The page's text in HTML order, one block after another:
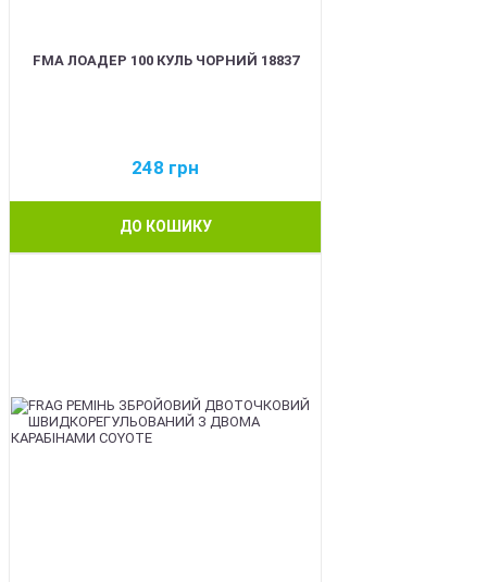
FMA ЛОАДЕР 100 КУЛЬ ЧОРНИЙ 18837
248 грн
ДО КОШИКУ